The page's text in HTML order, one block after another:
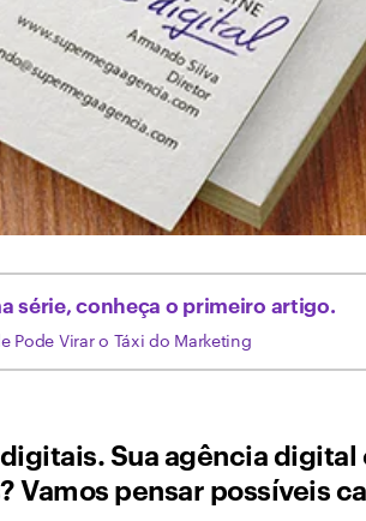
série, conheça o primeiro artigo.
Pode Virar o Táxi do Marketing
Sua agência digital
Vamos pensar possíveis